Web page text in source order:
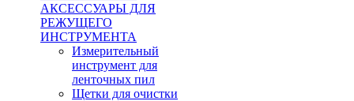
АКСЕССУАРЫ ДЛЯ
РЕЖУЩЕГО
ИНСТРУМЕНТА
Измерительный
инструмент для
ленточных пил
Щетки для очистки